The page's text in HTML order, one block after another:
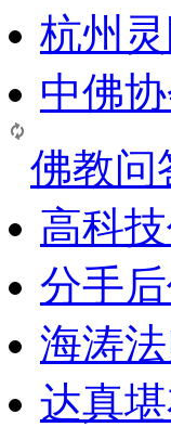
杭州
中佛
佛教问
高科
分手
海涛
达真